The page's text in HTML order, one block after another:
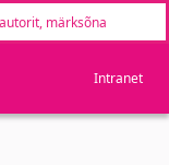
Intranet